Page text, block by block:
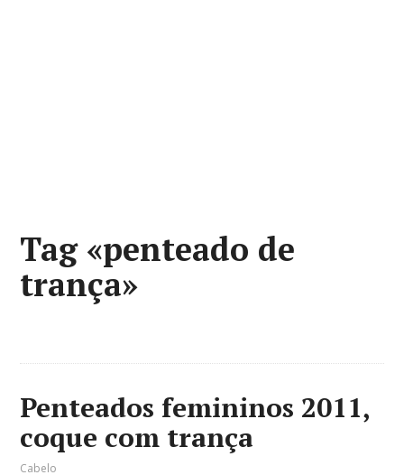
Tag «penteado de
trança»
Penteados femininos 2011,
coque com trança
Cabelo